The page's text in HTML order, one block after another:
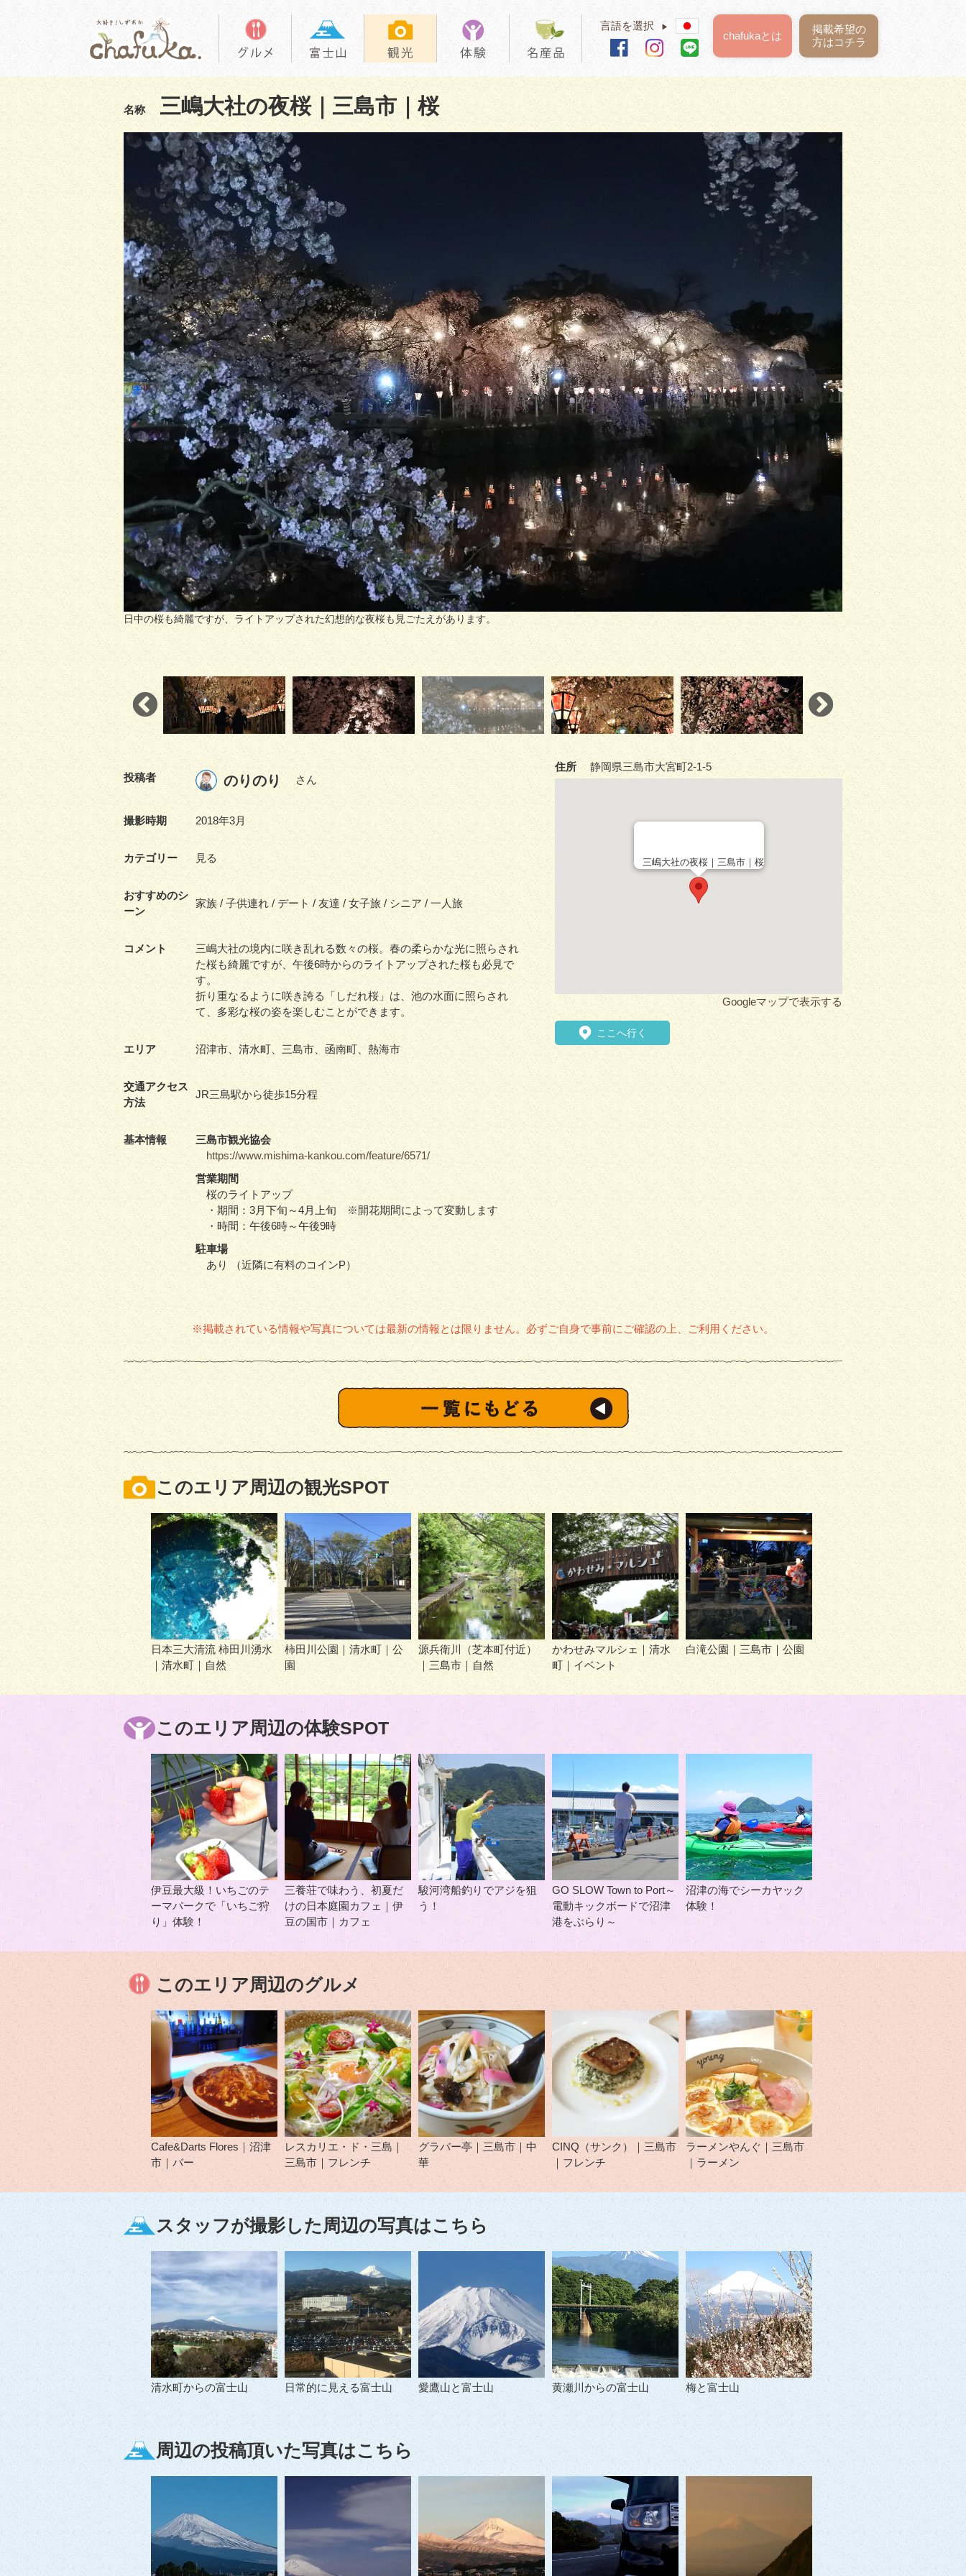
言語を選択 ▶
掲載希望の
方はコチラ
chafukaとは
名称 三嶋大社の夜桜｜三島市｜桜
日中の桜も綺麗ですが、ライトアップされた幻想的な夜桜も見ごたえがあります。
投稿者 のりのり さん
撮影時期 2018年3月
カテゴリー 見る
おすすめのシ
ーン
家族 / 子供連れ / デート / 友達 / 女子旅 / シニア / 一人旅
コメント
三嶋大社の境内に咲き乱れる数々の桜。春の柔らかな光に照らされ
た桜も綺麗ですが、午後6時からのライトアップされた桜も必見で
す。
折り重なるように咲き誇る「しだれ桜」は、池の水面に照らされ
て、多彩な桜の姿を楽しむことができます。
エリア 沼津市、清水町、三島市、函南町、熱海市
交通アクセス
方法
JR三島駅から徒歩15分程
基本情報
三島市観光協会
https://www.mishima-kankou.com/feature/6571/
営業期間
桜のライトアップ
・期間：3月下旬～4月上旬 ※開花期間によって変動します
・時間：午後6時～午後9時
駐車場
あり （近隣に有料のコインP）
住所 静岡県三島市大宮町2-1-5
三嶋大社の夜桜｜三島市｜桜
Googleマップで表示する
ここへ行く
※掲載されている情報や写真については最新の情報とは限りません。必ずご自身で事前にご確認の上、ご利用ください。
このエリア周辺の観光SPOT
日本三大清流 柿田川湧水
｜清水町｜自然
柿田川公園｜清水町｜公
園
源兵衛川（芝本町付近）
｜三島市｜自然
かわせみマルシェ｜清水
町｜イベント
白滝公園｜三島市｜公園
このエリア周辺の体験SPOT
伊豆最大級！いちごのテ
ーマパークで「いちご狩
り」体験！
三養荘で味わう、初夏だ
けの日本庭園カフェ｜伊
豆の国市｜カフェ
駿河湾船釣りでアジを狙
う！
GO SLOW Town to Port～
電動キックボードで沼津
港をぶらり～
沼津の海でシーカヤック
体験！
このエリア周辺のグルメ
Cafe&Darts Flores｜沼津
市｜バー
レスカリエ・ド・三島｜
三島市｜フレンチ
グラバー亭｜三島市｜中
華
CINQ（サンク）｜三島市
｜フレンチ
ラーメンやんぐ｜三島市
｜ラーメン
スタッフが撮影した周辺の写真はこちら
清水町からの富士山 日常的に見える富士山 愛鷹山と富士山 黄瀬川からの富士山 梅と富士山
周辺の投稿頂いた写真はこちら